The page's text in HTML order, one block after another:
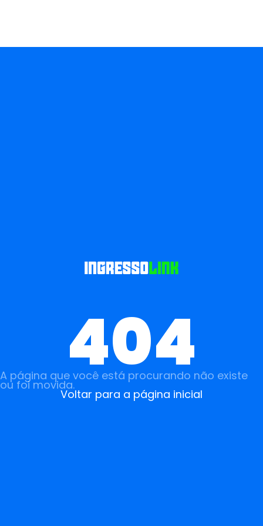
404
A página que você está procurando não existe
ou foi movida.
Voltar para a página inicial